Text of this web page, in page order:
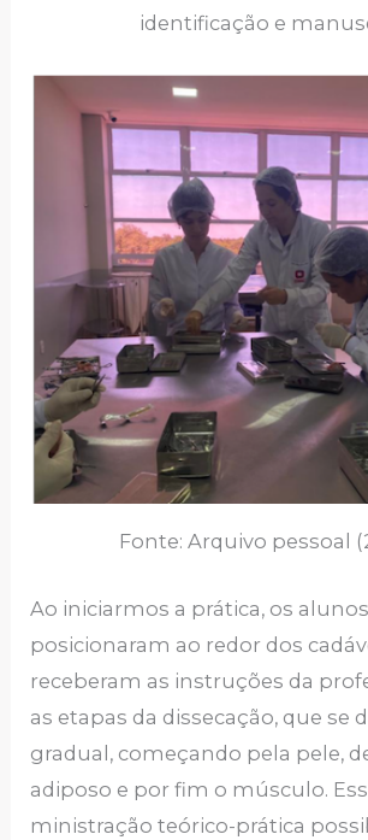
identificação e
Fonte: Arquivo pessoal
Ao iniciarmos a prática, os
posicionaram ao redor dos
receberam as instruções da
as etapas da dissecação, que se
gradual, começando pela pele,
adiposo e por fim o músculo.
ministração teórico-prática